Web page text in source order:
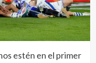
estén en el primer